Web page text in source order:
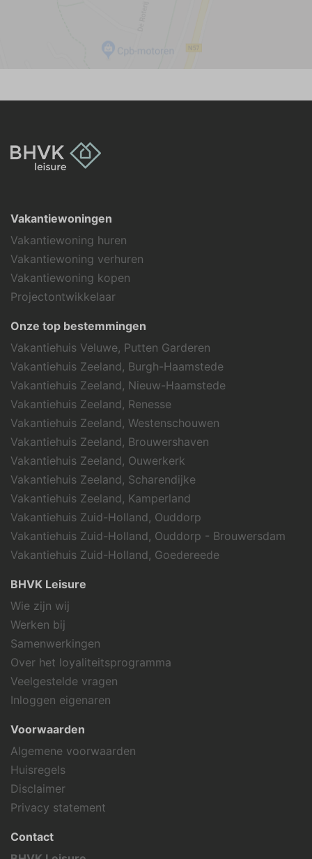
Vakantiewoningen
Vakantiewoning huren
Vakantiewoning verhuren
Vakantiewoning kopen
Projectontwikkelaar
Onze top bestemmingen
Vakantiehuis Veluwe, Putten Garderen
Vakantiehuis Zeeland, Burgh-Haamstede
Vakantiehuis Zeeland, Nieuw-Haamstede
Vakantiehuis Zeeland, Renesse
Vakantiehuis Zeeland, Westenschouwen
Vakantiehuis Zeeland, Brouwershaven
Vakantiehuis Zeeland, Ouwerkerk
Vakantiehuis Zeeland, Scharendijke
Vakantiehuis Zeeland, Kamperland
Vakantiehuis Zuid-Holland, Ouddorp
Vakantiehuis Zuid-Holland, Ouddorp - Brouwersdam
Vakantiehuis Zuid-Holland, Goedereede
BHVK Leisure
Wie zijn wij
Werken bij
Samenwerkingen
Over het loyaliteitsprogramma
Veelgestelde vragen
Inloggen eigenaren
Voorwaarden
Algemene voorwaarden
Huisregels
Disclaimer
Privacy statement
Contact